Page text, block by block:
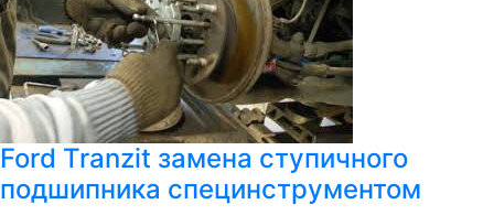
Ford Tranzit замена ступичного
подшипника специнструментом